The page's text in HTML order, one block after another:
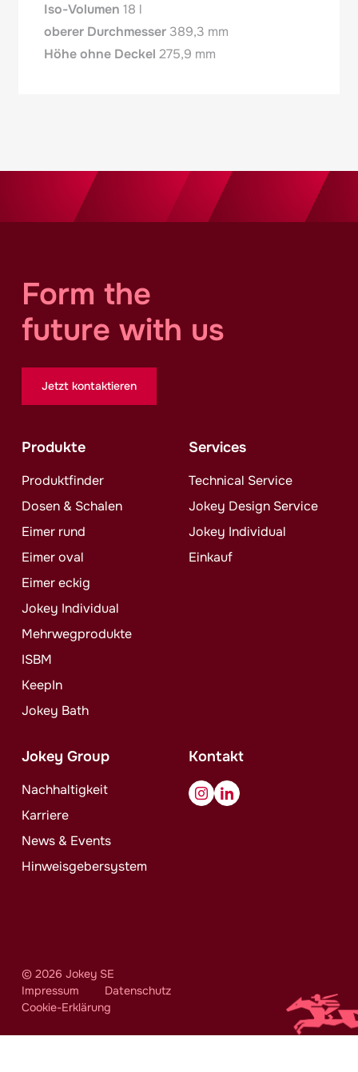
Iso-Volumen 18 l
oberer Durchmesser 389,3 mm
Höhe ohne Deckel 275,9 mm
Form the
future with us
Jetzt kontaktieren
Produkte
Produktfinder
Dosen & Schalen
Eimer rund
Eimer oval
Eimer eckig
Jokey Individual
Mehrwegprodukte
ISBM
KeepIn
Jokey Bath
Services
Technical Service
Jokey Design Service
Jokey Individual
Einkauf
Jokey Group
Nachhaltigkeit
Karriere
News & Events
Hinweisgebersystem
Kontakt
© 2026 JokeySE
Impressum
Datenschutz
Cookie-Erklärung